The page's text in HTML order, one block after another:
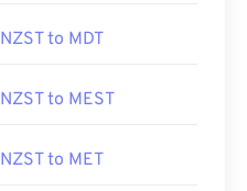
NZST to MDT
NZST to MEST
NZST to MET